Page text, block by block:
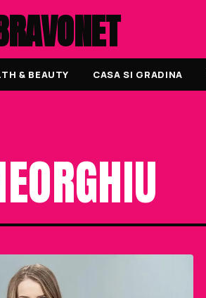
& BEAUTY CASA SI GRADINA